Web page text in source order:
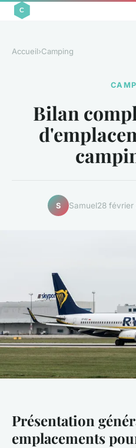
Accueil›Camping
Bilan
S Samuel28 février
Présentation
emplacements